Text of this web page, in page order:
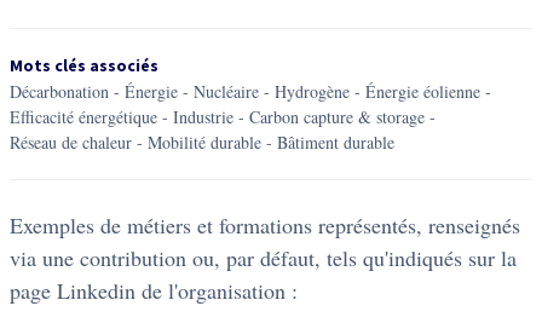
Mots clés associés
décarbonation - énergie - nucléaire - hydrogène - énergie éolienne -
efficacité énergétique - industrie - carbon capture & storage -
réseau de chaleur - mobilité durable - bâtiment durable
Exemples de métiers et formations représentés, renseignés
via une contribution ou, par défaut, tels qu'indiqués sur la
page Linkedin de l'organisation :